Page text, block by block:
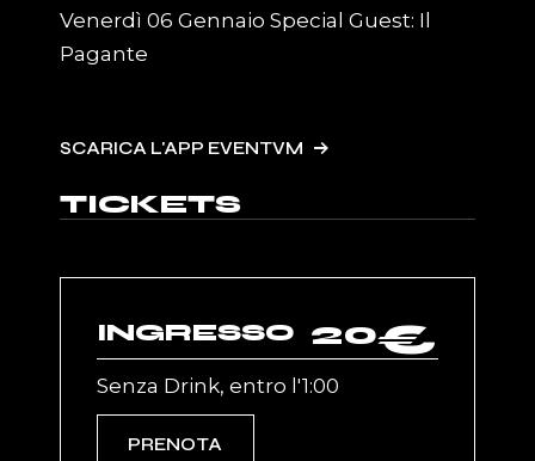
Venerdì 06 Gennaio Special Guest: Il
Pagante
SCARICA L'APP EVENTVM
TICKETS
INGRESSO 20€
Senza Drink, entro l'1:00
PRENOTA